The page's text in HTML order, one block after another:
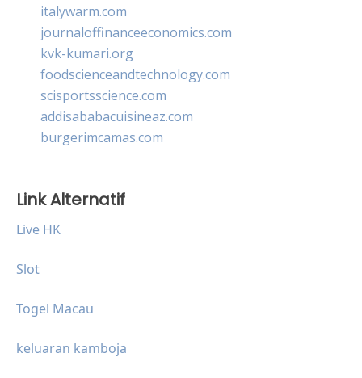
italywarm.com
journaloffinanceeconomics.com
kvk-kumari.org
foodscienceandtechnology.com
scisportsscience.com
addisababacuisineaz.com
burgerimcamas.com
Link Alternatif
Live HK
Slot
Togel Macau
keluaran kamboja